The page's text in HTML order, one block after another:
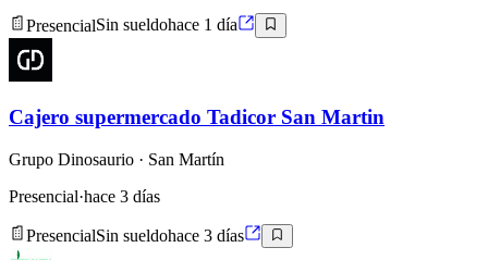
PresencialSin sueldohace 1 día
Cajero supermercado Tadicor San Martin
Grupo Dinosaurio · San Martín
Presencial·hace 3 días
PresencialSin sueldohace 3 días